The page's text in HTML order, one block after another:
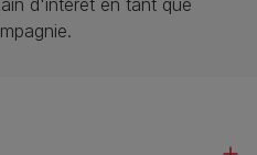
d'intérêt en tant que